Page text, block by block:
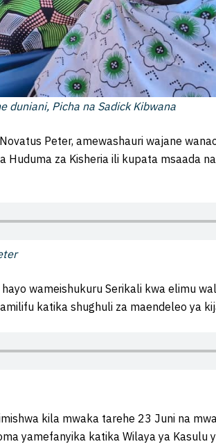
duniani, Picha na Sadick Kibwana
Peter, amewashauri wajane
za Kisheria ili kupata msaada
wameishukuru Serikali kwa elimu
katika shughuli za maendeleo ya
kila mwaka tarehe 23 Juni na
yamefanyika katika Wilaya ya Kasulu